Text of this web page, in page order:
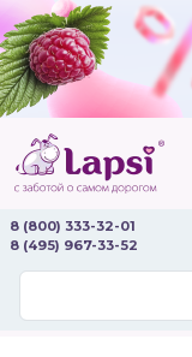
8 (800) 333-32-01
8 (495) 967-33-52